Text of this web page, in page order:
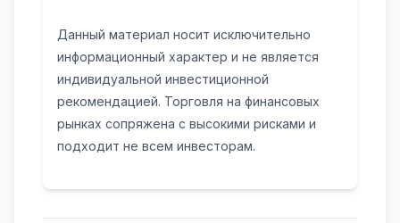
Данный материал носит исключительно
информационный характер и не является
индивидуальной инвестиционной
рекомендацией. Торговля на финансовых
рынках сопряжена с высокими рисками и
подходит не всем инвесторам.